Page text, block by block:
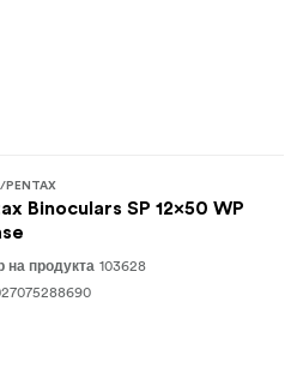
PENTAX
Binoculars SP 12x50 WP
на продукта 103628